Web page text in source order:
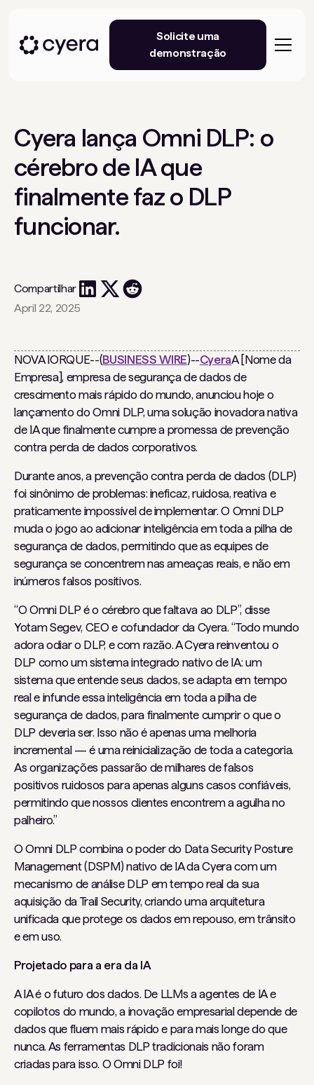
Solicite uma
demonstração
Cyera lança Omni DLP: o
cérebro de IA que
finalmente faz o DLP
funcionar.
April 22, 2025
Compartilhar
NOVA IORQUE--(BUSINESS WIRE)--CyeraA [Nome da
Empresa], empresa de segurança de dados de
crescimento mais rápido do mundo, anunciou hoje o
lançamento do Omni DLP, uma solução inovadora nativa
de IA que finalmente cumpre a promessa de prevenção
contra perda de dados corporativos.
Durante anos, a prevenção contra perda de dados (DLP)
foi sinônimo de problemas: ineficaz, ruidosa, reativa e
praticamente impossível de implementar. O Omni DLP
muda o jogo ao adicionar inteligência em toda a pilha de
segurança de dados, permitindo que as equipes de
segurança se concentrem nas ameaças reais, e não em
inúmeros falsos positivos.
“O Omni DLP é o cérebro que faltava ao DLP”, disse
Yotam Segev, CEO e cofundador da Cyera. “Todo mundo
adora odiar o DLP, e com razão. A Cyera reinventou o
DLP como um sistema integrado nativo de IA: um
sistema que entende seus dados, se adapta em tempo
real e infunde essa inteligência em toda a pilha de
segurança de dados, para finalmente cumprir o que o
DLP deveria ser. Isso não é apenas uma melhoria
incremental — é uma reinicialização de toda a categoria.
As organizações passarão de milhares de falsos
positivos ruidosos para apenas alguns casos confiáveis,
permitindo que nossos clientes encontrem a agulha no
palheiro.”
O Omni DLP combina o poder do Data Security Posture
Management (DSPM) nativo de IA da Cyera com um
mecanismo de análise DLP em tempo real da sua
aquisição da Trail Security, criando uma arquitetura
unificada que protege os dados em repouso, em trânsito
e em uso.
Projetado para a era da IA
A IA é o futuro dos dados. De LLMs a agentes de IA e
copilotos do mundo, a inovação empresarial depende de
dados que fluem mais rápido e para mais longe do que
nunca. As ferramentas DLP tradicionais não foram
criadas para isso. O Omni DLP foi!